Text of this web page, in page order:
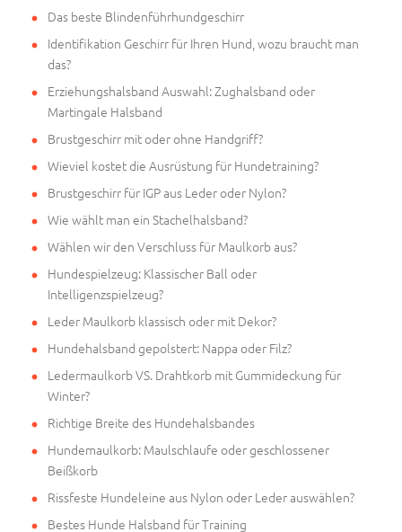
Das beste Blindenführhundgeschirr
Identifikation Geschirr für Ihren Hund, wozu braucht man
das?
Erziehungshalsband Auswahl: Zughalsband oder
Martingale Halsband
Brustgeschirr mit oder ohne Handgriff?
Wieviel kostet die Ausrüstung für Hundetraining?
Brustgeschirr für IGP aus Leder oder Nylon?
Wie wählt man ein Stachelhalsband?
Wählen wir den Verschluss für Maulkorb aus?
Hundespielzeug: Klassischer Ball oder
Intelligenzspielzeug?
Leder Maulkorb klassisch oder mit Dekor?
Hundehalsband gepolstert: Nappa oder Filz?
Ledermaulkorb VS. Drahtkorb mit Gummideckung für
Winter?
Richtige Breite des Hundehalsbandes
Hundemaulkorb: Maulschlaufe oder geschlossener
Beißkorb
Rissfeste Hundeleine aus Nylon oder Leder auswählen?
Bestes Hunde Halsband für Training